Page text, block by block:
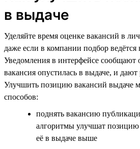
в выдаче
Уделяйте время оценке вакансий в
даже если в компании подбор ведётся
Уведомления в интерфейсе сообщают
вакансия опустилась в выдаче, и
Улучшить позицию вакансий выдаче
способов:
поднять вакансию
алгоритмы улучшат позицию
её в выдаче выше